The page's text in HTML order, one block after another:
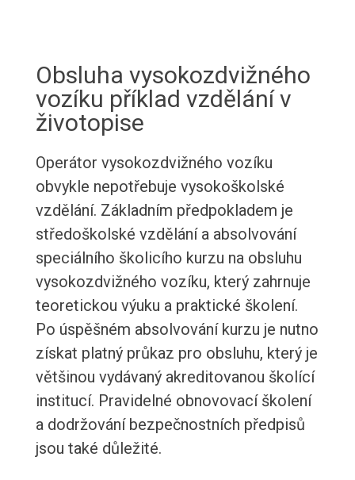
Obsluha vysokozdvižného
vozíku příklad vzdělání v
životopise
Operátor vysokozdvižného vozíku
obvykle nepotřebuje vysokoškolské
vzdělání. Základním předpokladem je
středoškolské vzdělání a absolvování
speciálního školicího kurzu na obsluhu
vysokozdvižného vozíku, který zahrnuje
teoretickou výuku a praktické školení.
Po úspěšném absolvování kurzu je nutno
získat platný průkaz pro obsluhu, který je
většinou vydávaný akreditovanou školící
institucí. Pravidelné obnovovací školení
a dodržování bezpečnostních předpisů
jsou také důležité.